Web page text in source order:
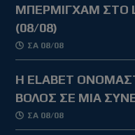
ΜΠΕΡΜΙΓΧΑΜ ΣΤΟ
(08/08)
ΣΑ 08/08
Η ELABET
ΒΟΛΟΣ ΣΕ ΜΙΑ
ΣΑ 08/08